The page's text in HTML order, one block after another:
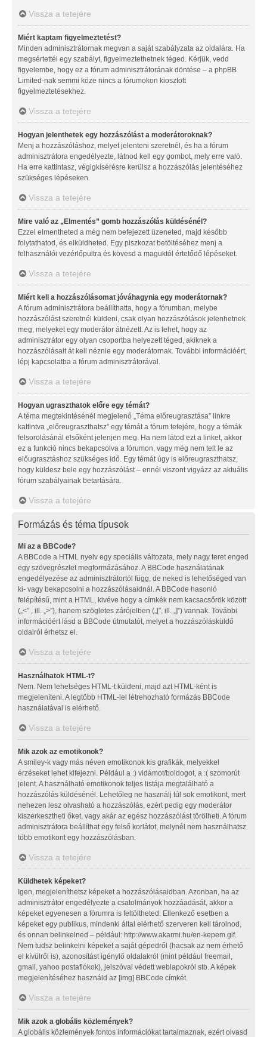
Vissza a tetejére
Miért kaptam figyelmeztetést?
Minden adminisztrátornak megvan a saját szabályzata az oldalára. Ha
megsértettél egy szabályt, figyelmeztethetnek téged. Kérjük, vedd
figyelembe, hogy ez a fórum adminisztrátorának döntése – a phpBB
Limited-nak semmi köze nincs a fórumokon kiosztott
figyelmeztetésekhez.
Vissza a tetejére
Hogyan jelenthetek egy hozzászólást a moderátoroknak?
Menj a hozzászóláshoz, melyet jelenteni szeretnél, és ha a fórum
adminisztrátora engedélyezte, látnod kell egy gombot, mely erre való.
Ha erre kattintasz, végigkísérésre kerülsz a hozzászólás jelentéséhez
szükséges lépéseken.
Vissza a tetejére
Mire való az „Elmentés” gomb hozzászólás küldésénél?
Ezzel elmentheted a még nem befejezett üzeneted, majd később
folytathatod, és elküldheted. Egy piszkozat betöltéséhez menj a
felhasználói vezérlőpultra és kövesd a maguktól értetődő lépéseket.
Vissza a tetejére
Miért kell a hozzászólásomat jóváhagynia egy moderátornak?
A fórum adminisztrátora beállíthatta, hogy a fórumban, melybe
hozzászólást szeretnél küldeni, csak olyan hozzászólások jelenhetnek
meg, melyeket egy moderátor átnézett. Az is lehet, hogy az
adminisztrátor egy olyan csoportba helyezett téged, akiknek a
hozzászólásait át kell néznie egy moderátornak. További információért,
lépj kapcsolatba a fórum adminisztrátorával.
Vissza a tetejére
Hogyan ugraszthatok előre egy témát?
A téma megtekintésénél megjelenő „Téma előreugrasztása” linkre
kattintva „előreugraszthatsz” egy témát a fórum tetejére, hogy a témák
felsorolásánál elsőként jelenjen meg. Ha nem látod ezt a linket, akkor
ez a funkció nincs bekapcsolva a fórumon, vagy még nem telt le az
előugrasztáshoz szükséges idő. Egy témát úgy is előreugraszthatsz,
hogy küldesz bele egy hozzászólást – ennél viszont vigyázz az aktuális
fórum szabályainak betartására.
Vissza a tetejére
Formázás és téma típusok
Mi az a BBCode?
A BBCode a HTML nyelv egy speciális változata, mely nagy teret enged
egy szövegrészlet megformázásához. A BBCode használatának
engedélyezése az adminisztrátortól függ, de neked is lehetőséged van
ki- vagy bekapcsolni a hozzászólásaidnál. A BBCode hasonló
felépítésű, mint a HTML, kivéve hogy a címkék nem kacsacsőrök között
(„<” , ill. „>”), hanem szögletes zárójelben („[”, ill. „]”) vannak. További
információért lásd a BBCode útmutatót, melyet a hozzászólásküldő
oldalról érhetsz el.
Vissza a tetejére
Használhatok HTML-t?
Nem. Nem lehetséges HTML-t küldeni, majd azt HTML-ként is
megjeleníteni. A legtöbb HTML-lel létrehozható formázás BBCode
használatával is elérhető.
Vissza a tetejére
Mik azok az emotikonok?
A smiley-k vagy más néven emotikonok kis grafikák, melyekkel
érzéseket lehet kifejezni. Például a :) vidámot/boldogot, a :( szomorút
jelent. A használható emotikonok teljes listája megtalálható a
hozzászólás küldésénél. Lehetőleg ne használj túl sok emotikont, mert
nehezen lesz olvasható a hozzászólás, ezért pedig egy moderátor
kiszerkesztheti őket, vagy akár az egész hozzászólást törölheti. A fórum
adminisztrátora beállíthat egy felső korlátot, melynél nem használhatsz
több emotikont egy hozzászólásban.
Vissza a tetejére
Küldhetek képeket?
Igen, megjeleníthetsz képeket a hozzászólásaidban. Azonban, ha az
adminisztrátor engedélyezte a csatolmányok hozzáadását, akkor a
képeket egyenesen a fórumra is feltöltheted. Ellenkező esetben a
képeket egy publikus, mindenki által elérhető szerveren kell tárolnod,
és onnan belinkelned – például: http://www.akarmi.hu/en-kepem.gif.
Nem tudsz belinkelni képeket a saját gépedről (hacsak az nem érhető
el kívülről is), azonosítást igénylő oldalakról (mint például freemail,
gmail, yahoo postafiókok), jelszóval védett weblapokról stb. A képek
megjelenítéséhez használd az [img] BBCode címkét.
Vissza a tetejére
Mik azok a globális közlemények?
A globális közlemények fontos információkat tartalmaznak, ezért olvasd